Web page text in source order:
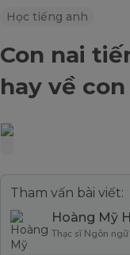
Học tiếng anh
Con nai
hay về
Tham vấn bài viết:
Hoàng Mỹ
Thạc sĩ Ngôn